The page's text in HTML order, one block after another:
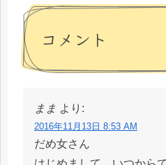
コメント
まま より:
2016年11月13日 8:53 AM
だめ女さん